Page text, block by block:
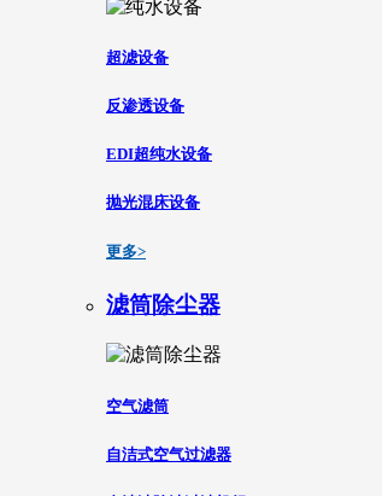
超滤设备
反渗透设备
EDI超纯水设备
抛光混床设备
更多>
滤筒除尘器
空气滤筒
自洁式空气过滤器